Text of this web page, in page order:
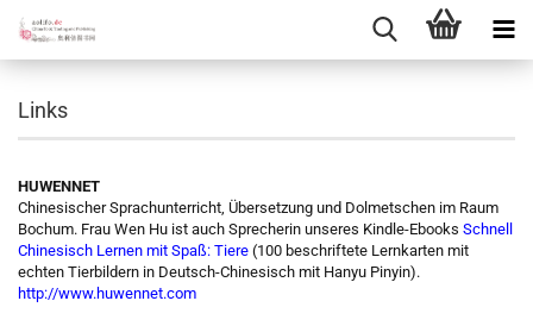
Links
HUWENNET
Chinesischer Sprachunterricht, Übersetzung und Dolmetschen im Raum
Bochum. Frau Wen Hu ist auch Sprecherin unseres Kindle-Ebooks Schnell
Chinesisch Lernen mit Spaß: Tiere (100 beschriftete Lernkarten mit
echten Tierbildern in Deutsch-Chinesisch mit Hanyu Pinyin).
http://www.huwennet.com